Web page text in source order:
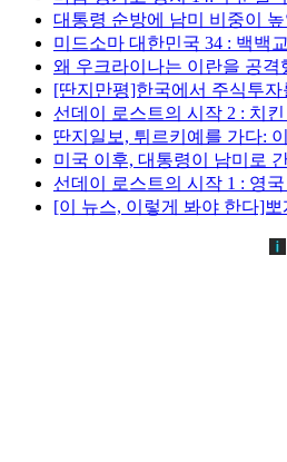
대통령 순방에 남미 비중이
미드소마 대한민국 34 : 백백
왜 우크라이나는 이란을 공격
[딴지만평]한국에서 주식투자
선데이 로스트의 시작 2 : 치
딴지일보, 튀르키예를 가다:
미국 이후, 대통령이 남미로
선데이 로스트의 시작 1 : 영
[이 뉴스, 이렇게 봐야 한다]